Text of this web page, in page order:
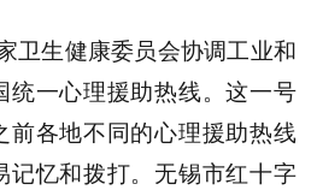
卫生健康委员会协调工业和
统一心理援助热线。这一号
前各地不同的心理援助热线
记忆和拨打。无锡市红十字